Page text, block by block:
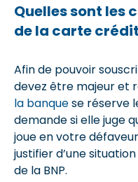
Quelles sont
de la carte
Afin de pouvoir
devez être majeur et
la banquese réserve
demande si elle juge
joue en votre
justifier d’une
de la BNP.